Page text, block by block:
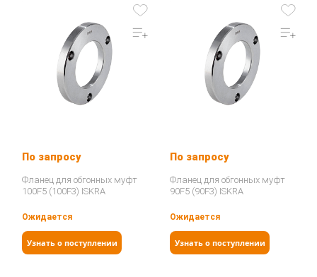
По запросу
Фланец для обгонных муфт
100F5 (100F3) ISKRA
Ожидается
Узнать о поступлении
По запросу
Фланец для обгонных муфт
90F5 (90F3) ISKRA
Ожидается
Узнать о поступлении